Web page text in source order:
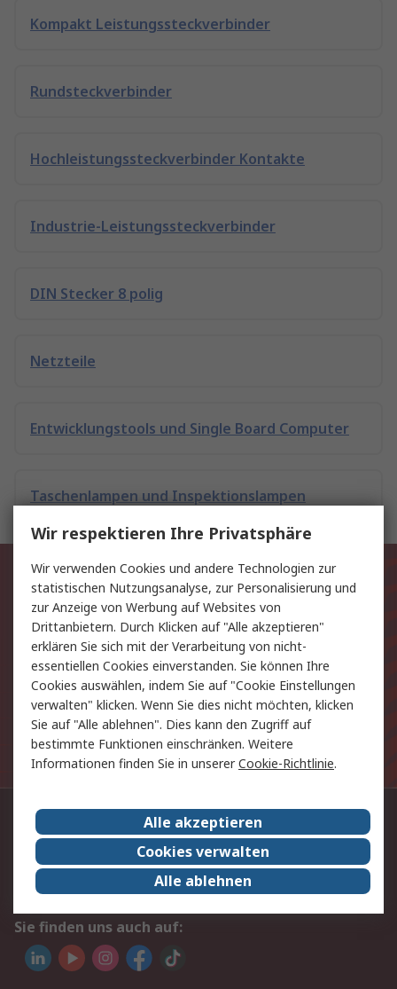
Kompakt Leistungssteckverbinder
Rundsteckverbinder
Hochleistungssteckverbinder Kontakte
Industrie-Leistungssteckverbinder
DIN Stecker 8 polig
Netzteile
Entwicklungstools und Single Board Computer
Taschenlampen und Inspektionslampen
Exklusiv für Sie unsere neuesten
Produkte und Angebote
E-Mail-Anschrift
Anmelden
Die personenbezogenen Daten, die Sie uns bei
Anmeldung zur Verfügung stellen, werden gemäß der
Datenschutzerklärung verarbeitet.
Kontaktieren Sie uns:
+49 (0) 69 5800 14 234
Per E-Mail unter Kontakt
Sie finden uns auch auf:
Wir respektieren Ihre Privatsphäre
Wir verwenden Cookies und andere Technologien zur
statistischen Nutzungsanalyse, zur Personalisierung und
zur Anzeige von Werbung auf Websites von
Drittanbietern. Durch Klicken auf "Alle akzeptieren"
erklären Sie sich mit der Verarbeitung von nicht-
essentiellen Cookies einverstanden. Sie können Ihre
Cookies auswählen, indem Sie auf "Cookie Einstellungen
verwalten" klicken. Wenn Sie dies nicht möchten, klicken
Sie auf "Alle ablehnen". Dies kann den Zugriff auf
bestimmte Funktionen einschränken. Weitere
Informationen finden Sie in unsererCookie-Richtlinie.
Alle akzeptieren
Cookies verwalten
Alle ablehnen